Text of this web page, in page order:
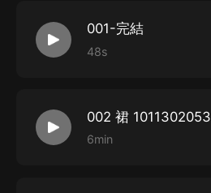
001-完結
48s
002 裙 1011302053
6min